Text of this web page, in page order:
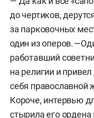
до чертиков,
за парковочных
один из оперов. —
работавший
на религии и
себя православной
Короче, интервью
стырила его